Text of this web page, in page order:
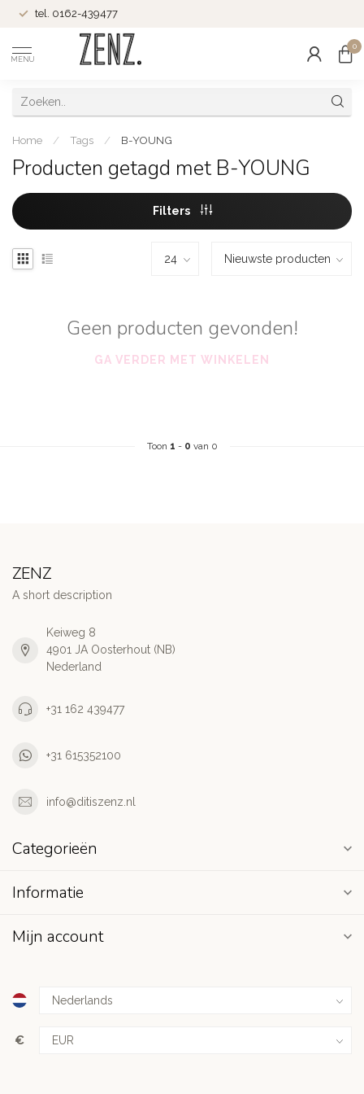
tel. 0162-439477
MENU
0
Home / Tags / B-YOUNG
Producten getagd met B-YOUNG
Filters
Geen producten gevonden!
GA VERDER MET WINKELEN
Toon 1 - 0 van 0
ZENZ
A short description
Keiweg 8
4901 JA Oosterhout (NB)
Nederland
+31 162 439477
+31 615352100
info@ditiszenz.nl
Categorieën
Informatie
Mijn account
€